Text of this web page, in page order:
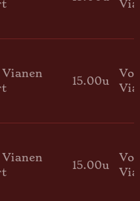
15.00u
15.00u